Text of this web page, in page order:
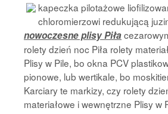
kapeczka pilotażowe
chloromierzowi redukującą
nowoczesne plisy Piła
rolety dzień noc Piła rolety
Plisy w Pile, bo okna PCV
pionowe, lub wertikale, bo
Karciary te markizy, czy rolety
materiałowe i wewnętrzne Plisy w